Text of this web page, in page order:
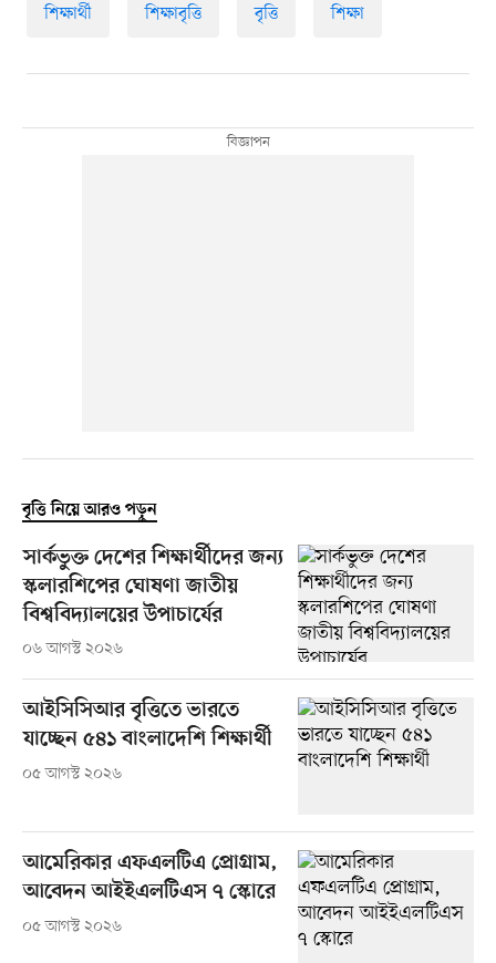
শিক্ষার্থী শিক্ষাবৃত্তি বৃত্তি শিক্ষা
বৃত্তি নিয়ে আরও পড়ুন
সার্কভুক্ত দেশের শিক্ষার্থীদের জন্য
স্কলারশিপের ঘোষণা জাতীয়
বিশ্ববিদ্যালয়ের উপাচার্যের
০৬ আগস্ট ২০২৬
আইসিসিআর বৃত্তিতে ভারতে
যাচ্ছেন ৫৪১ বাংলাদেশি শিক্ষার্থী
০৫ আগস্ট ২০২৬
আমেরিকার এফএলটিএ প্রোগ্রাম,
আবেদন আইইএলটিএস ৭ স্কোরে
০৫ আগস্ট ২০২৬